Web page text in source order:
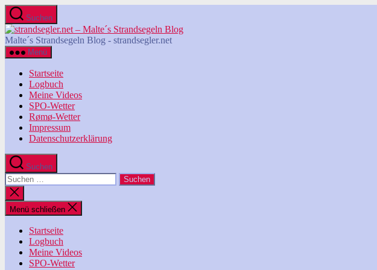
Zum
Inhalt
springen
Suchen
strandsegler.net
Malte´s Strandsegeln Blog - strandsegler.net
Menü
Startseite
Logbuch
Meine Videos
SPO-Wetter
Rømø-Wetter
Impressum
Datenschutzerklärung
Suchen
Suchen
nach:
Suche
schließen
Menü schließen
Startseite
Logbuch
Meine Videos
SPO-Wetter